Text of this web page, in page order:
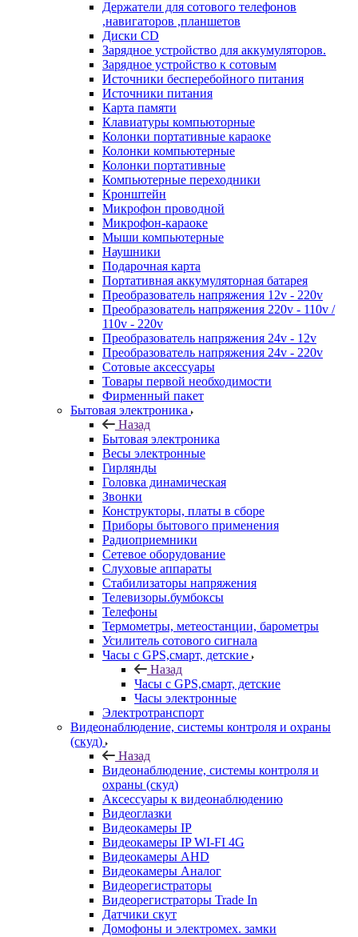
Держатели для сотового телефонов
,навигаторов ,планшетов
Диски CD
Зарядное устройство для аккумуляторов.
Зарядное устройство к сотовым
Источники бесперебойного питания
Источники питания
Карта памяти
Клавиатуры компьюторные
Колонки портативные караоке
Колонки компьютерные
Колонки портативные
Компьютерные переходники
Кронштейн
Микрофон проводной
Микрофон-караоке
Мыши компьютерные
Наушники
Подарочная карта
Портативная аккумуляторная батарея
Преобразователь напряжения 12v - 220v
Преобразователь напряжения 220v - 110v /
110v - 220v
Преобразователь напряжения 24v - 12v
Преобразователь напряжения 24v - 220v
Сотовые аксессуары
Товары первой необходимости
Фирменный пакет
Бытовая электроника
Назад
Бытовая электроника
Весы электронные
Гирлянды
Головка динамическая
Звонки
Конструкторы, платы в сборе
Приборы бытового применения
Радиоприемники
Сетевое оборудование
Слуховые аппараты
Стабилизаторы напряжения
Телевизоры.бумбоксы
Телефоны
Термометры, метеостанции, барометры
Усилитель сотового сигнала
Часы с GPS,смарт, детские
Назад
Часы с GPS,смарт, детские
Часы электронные
Электротранспорт
Видеонаблюдение, системы контроля и охраны
(скуд)
Назад
Видеонаблюдение, системы контроля и
охраны (скуд)
Аксессуары к видеонаблюдению
Видеоглазки
Видеокамеры IP
Видеокамеры IP WI-FI 4G
Видеокамеры AHD
Видеокамеры Аналог
Видеорегистраторы
Видеорегистраторы Trade In
Датчики скут
Домофоны и электромех. замки